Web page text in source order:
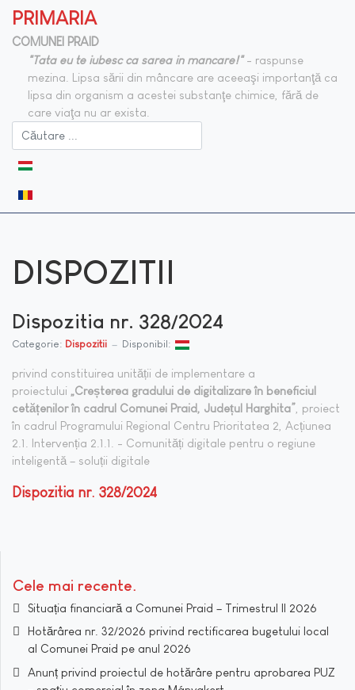
PRIMARIA
COMUNEI PRAID
"Tata eu te iubesc ca sarea in mancare!"- raspunse
mezina. Lipsa sării din mâncare are aceeaşi importanţă ca
lipsa din organism a acestei substanţe chimice, fără de
care viaţa nu ar exista.
DISPOZITII
Dispozitia nr. 328/2024
Categorie: Dispozitii Disponibil:
privind constituirea unității de implementare a
proiectului „Creșterea gradului de digitalizare în beneficiul
cetățenilor în cadrul Comunei Praid, Județul Harghita” , proiect
în cadrul Programului Regional Centru Prioritatea 2, Acțiunea
2.1. Intervenția 2.1.1. - Comunități digitale pentru o regiune
inteligentă – soluții digitale
Dispozitia nr. 328/2024
Cele mai recente
Situația financiară a Comunei Praid – Trimestrul II 2026
Hotărârea nr. 32/2026 privind rectificarea bugetului local
al Comunei Praid pe anul 2026
Anunț privind proiectul de hotărâre pentru aprobarea PUZ